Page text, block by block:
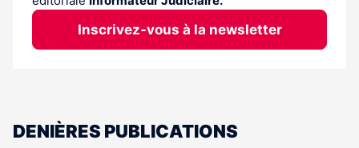
Inscrivez-vous à la newsletter
DENIÈRES PUBLICATIONS